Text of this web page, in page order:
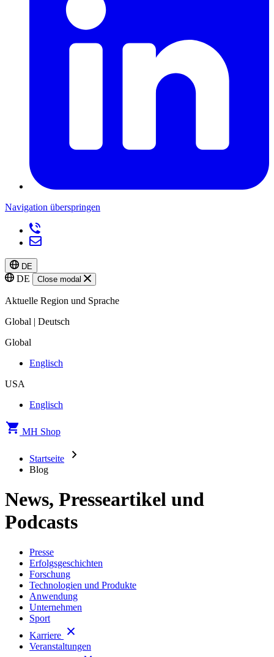
Navigation überspringen
DE
DE Close modal
Aktuelle Region und Sprache
Global | Deutsch
Global
Englisch
USA
Englisch
MH Shop
Startseite
Blog
News, Presseartikel und
Podcasts
Presse
Erfolgsgeschichten
Forschung
Technologien und Produkte
Anwendung
Unternehmen
Sport
Karriere
Veranstaltungen